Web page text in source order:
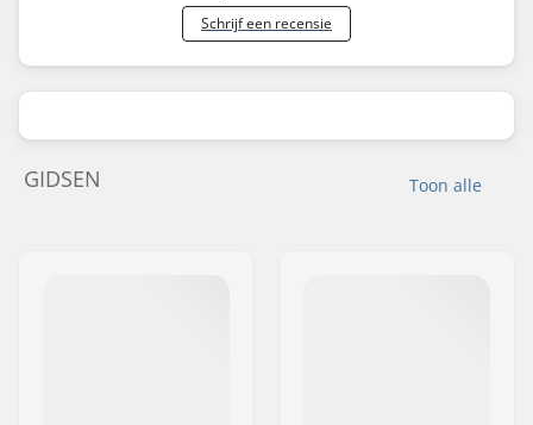
Schrijf een recensie
Toon alle
GIDSEN